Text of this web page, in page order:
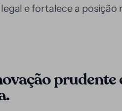
e fortalece a posição